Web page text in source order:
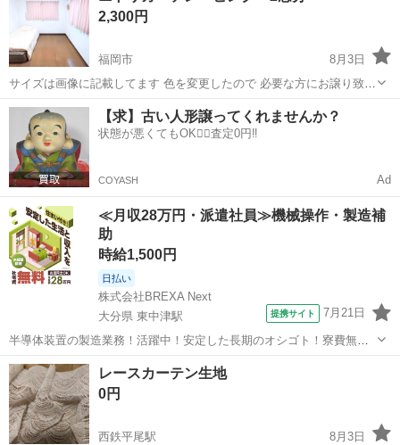
2,300円
福岡市
8月3日
サイズは画像に記載してます 色を変更したので 必要な方にお譲り致し
ます 非喫煙、ペットは飼っていません メンイで使ってない部屋なので
特に汚れ等ないですが 神経質な方はご購入はお控えください できれば
非...
福岡 福岡市 カーテン、ブラインド ニトリ
【求】古い人形譲ってくれませんか？
状態が悪くてもOK🙆‍♀️査定0円‼️
COYASH Ad
≪月収28万円・派遣社員≫機械操作・製造補
助
時給1,500円
日払い
株式会社BREXA Next
大分県 東中津駅
提携サイト 7月21日
半導体装置の製造業務！活躍中！安定した長期のオシゴト！寮費無料
★赴任旅費会社負担◎20代～40代の男性活躍中★未経験活躍中！高時
給1,500円！《大分県中津市》 人気の工場のお仕事 ◇半導体装置内部
のシート製造◇ ＊クリー...
大分 中津市 東中津駅 その他
レースカーテン生地
0円
西鉄平尾駅
8月3日